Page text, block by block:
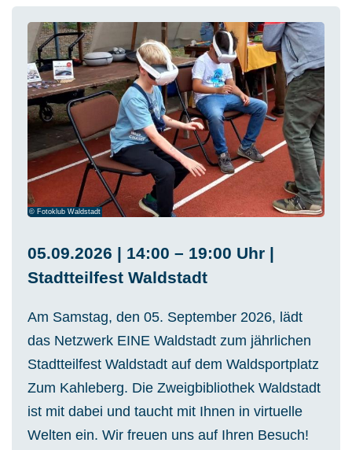
© Fotoklub Waldstadt
05.09.2026 | 14:00 – 19:00 Uhr |
Stadtteilfest Waldstadt
Am Samstag, den 05. September 2026, lädt
das Netzwerk EINE Waldstadt zum jährlichen
Stadtteilfest Waldstadt auf dem Waldsportplatz
Zum Kahleberg. Die Zweigbibliothek Waldstadt
ist mit dabei und taucht mit Ihnen in virtuelle
Welten ein. Wir freuen uns auf Ihren Besuch!